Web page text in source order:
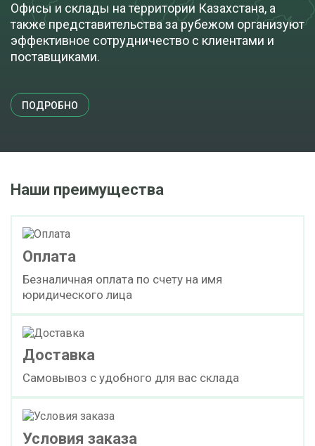
Офисы и склады на территории Казахстана, а
также представительства за рубежом организуют
эффективное сотрудничество с клиентами и
поставщиками.
ПОДРОБНО
Наши преимущества
Оплата
Безналичная оплата по счету на имя
юридического лица
Доставка
Самовывоз с удобного для вас склада
Условия заказа